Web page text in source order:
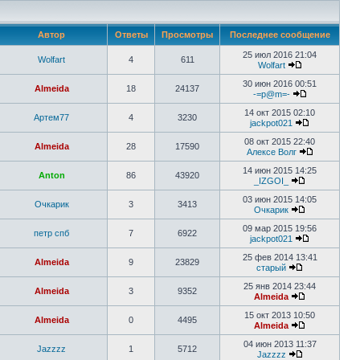
Автор Ответы Просмотры Последнее сообщение
Wolfart 4 611
25 июл 2016 21:04
Wolfart
Almeida 18 24137
30 июн 2016 00:51
-=p@m=-
Артем77 4 3230
14 окт 2015 02:10
jackpot021
Almeida 28 17590
08 окт 2015 22:40
Алексе Волг
Anton 86 43920
14 июн 2015 14:25
_IZGOI_
Очкарик 3 3413
03 июн 2015 14:05
Очкарик
петр спб 7 6922
09 мар 2015 19:56
jackpot021
Almeida 9 23829
25 фев 2014 13:41
старый
Almeida 3 9352
25 янв 2014 23:44
Almeida
Almeida 0 4495
15 окт 2013 10:50
Almeida
Jazzzz 1 5712
04 июн 2013 11:37
Jazzzz